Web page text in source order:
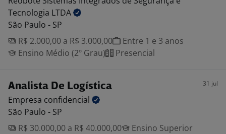
Tecnologia LTDA
São Paulo - SP
R$ 2.000,00 a R$ 3.000,00
Entre 1 e 3 anos
Ensino Médio (2º Grau)
Presencial
Analista De Logística 31 jul
Empresa confidencial
São Paulo - SP
R$ 30.000,00 a R$ 40.000,00
Ensino Superior